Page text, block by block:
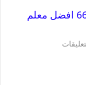
خدمة كهربائي الزهراء 66409555 افضل معلم